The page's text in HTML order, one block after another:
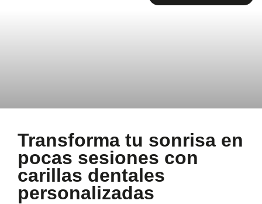
Transforma tu sonrisa en
pocas sesiones con
carillas dentales
personalizadas